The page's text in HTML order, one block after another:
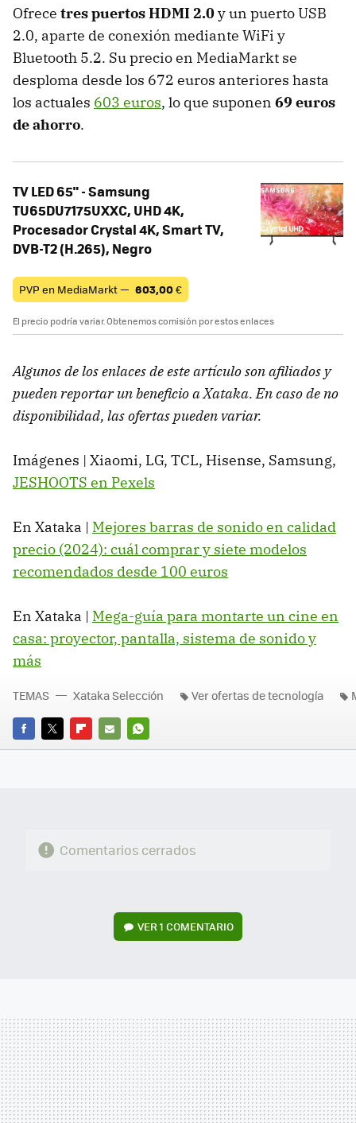
Ofrece tres puertos HDMI 2.0y un puerto USB
2.0, aparte de conexión mediante WiFi y
Bluetooth 5.2. Su precio en MediaMarkt se
desploma desde los 672 euros anteriores hasta
los actuales 603 euros, lo que suponen 69 euros
de ahorro.
TV LED 65" - Samsung
TU65DU7175UXXC, UHD 4K,
Procesador Crystal 4K, Smart TV,
DVB-T2 (H.265), Negro
PVP en MediaMarkt — 603,00€
El precio podría variar. Obtenemos comisión por estos enlaces
Algunos de los enlaces de este artículo son afiliados y
pueden reportar un beneficio a Xataka. En caso de no
disponibilidad, las ofertas pueden variar.
Imágenes | Xiaomi, LG, TCL, Hisense, Samsung,
JESHOOTS en Pexels
En Xataka | Mejores barras de sonido en calidad
precio (2024): cuál comprar y siete modelos
recomendados desde 100 euros
En Xataka | Mega-guía para montarte un cine en
casa: proyector, pantalla, sistema de sonido y
más
FACEBOOK
TWITTERFLIPBOARD
E-
WHATSAPP
TEMAS Xataka Selección Ver ofertas de tecnología
Comentarios cerrados
VER1 COMENTARIO